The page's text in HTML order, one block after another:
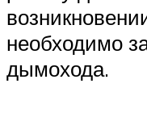
необходимо
дымохода.